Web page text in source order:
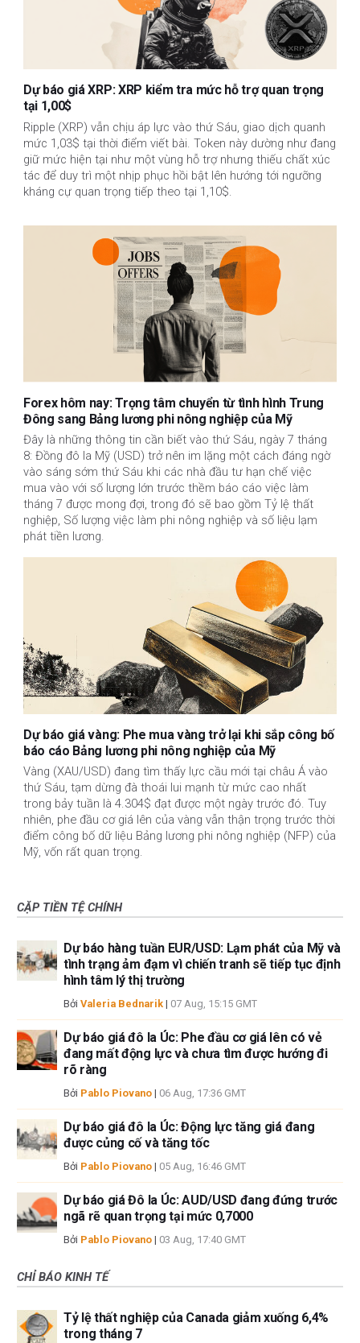
Dự báo giá XRP: XRP kiểm tra mức hỗ trợ quan trọng
tại 1,00$
Ripple (XRP) vẫn chịu áp lực vào thứ Sáu, giao dịch quanh
mức 1,03$ tại thời điểm viết bài. Token này dường như đang
giữ mức hiện tại như một vùng hỗ trợ nhưng thiếu chất xúc
tác để duy trì một nhịp phục hồi bật lên hướng tới ngưỡng
kháng cự quan trọng tiếp theo tại 1,10$.
Forex hôm nay: Trọng tâm chuyển từ tình hình Trung
Đông sang Bảng lương phi nông nghiệp của Mỹ
Đây là những thông tin cần biết vào thứ Sáu, ngày 7 tháng
8: Đồng đô la Mỹ (USD) trở nên im lặng một cách đáng ngờ
vào sáng sớm thứ Sáu khi các nhà đầu tư hạn chế việc
mua vào với số lượng lớn trước thềm báo cáo việc làm
tháng 7 được mong đợi, trong đó sẽ bao gồm Tỷ lệ thất
nghiệp, Số lượng việc làm phi nông nghiệp và số liệu lạm
phát tiền lương.
Dự báo giá vàng: Phe mua vàng trở lại khi sắp công bố
báo cáo Bảng lương phi nông nghiệp của Mỹ
Vàng (XAU/USD) đang tìm thấy lực cầu mới tại châu Á vào
thứ Sáu, tạm dừng đà thoái lui mạnh từ mức cao nhất
trong bảy tuần là 4.304$ đạt được một ngày trước đó. Tuy
nhiên, phe đầu cơ giá lên của vàng vẫn thận trọng trước thời
điểm công bố dữ liệu Bảng lương phi nông nghiệp (NFP) của
Mỹ, vốn rất quan trọng.
CẶP TIỀN TỆ CHÍNH
Dự báo hàng tuần EUR/USD: Lạm phát của Mỹ và
tình trạng ảm đạm vì chiến tranh sẽ tiếp tục định
hình tâm lý thị trường
Bởi Valeria Bednarik | 07 Aug, 15:15 GMT
Dự báo giá đô la Úc: Phe đầu cơ giá lên có vẻ
đang mất động lực và chưa tìm được hướng đi
rõ ràng
Bởi Pablo Piovano | 06 Aug, 17:36 GMT
Dự báo giá đô la Úc: Động lực tăng giá đang
được củng cố và tăng tốc
Bởi Pablo Piovano | 05 Aug, 16:46 GMT
Dự báo giá Đô la Úc: AUD/USD đang đứng trước
ngã rẽ quan trọng tại mức 0,7000
Bởi Pablo Piovano | 03 Aug, 17:40 GMT
CHỈ BÁO KINH TẾ
Tỷ lệ thất nghiệp của Canada giảm xuống 6,4%
trong tháng 7